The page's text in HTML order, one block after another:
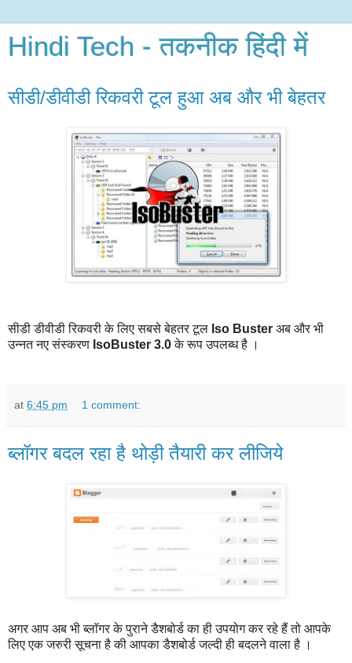
Hindi Tech - तकनीक हिंदी में
सीडी/डीवीडी रिकवरी टूल हुआ अब और भी बेहतर
सीडी डीवीडी रिकवरी के लिए सबसे बेहतर टूल Iso Buster अब और भी
उन्नत नए संस्करण IsoBuster 3.0के रूप उपलब्ध है ।
at 6:45 pm 1 comment:
ब्लॉगर बदल रहा है थोड़ी तैयारी कर लीजिये
अगर आप अब भी ब्लॉगर के पुराने डैशबोर्ड का ही उपयोग कर रहे हैं तो आपके
लिए एक जरुरी सूचना है की आपका डैशबोर्ड जल्दी ही बदलने वाला है ।